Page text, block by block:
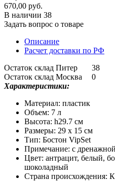
670,00 руб.
В наличии 38
Задать вопрос о товаре
Описание
Расчет доставки по РФ
Остаток склад Питер
38
Остаток склад Москва
0
Характеристики:
Материал: пластик
Объем: 7 л
Высота: h29.7 см
Размеры: 29 х 15 см
Тип: Бостон VipSet
Примечание: с
Цвет: антрацит, белый,
шоколадный
Страна происхождения: